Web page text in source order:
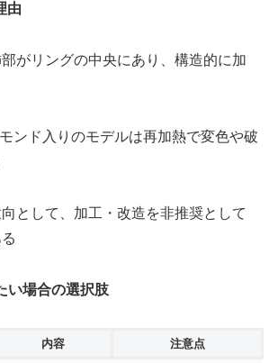
由
がリングの中央にあり、構造的に加
ンド入りのモデルは再加熱で変色や破
として、加工・改造を非推奨として
い場合の選択肢
内容 注意点